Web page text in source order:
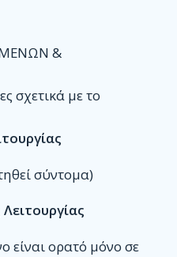
&
σχετικά με το
σύντομα)
είναι ορατό μόνο σε